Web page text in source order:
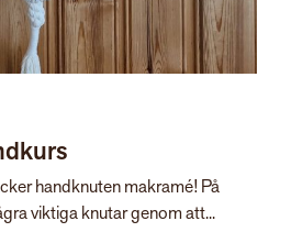
handknuten makramé! På
viktiga knutar genom att...